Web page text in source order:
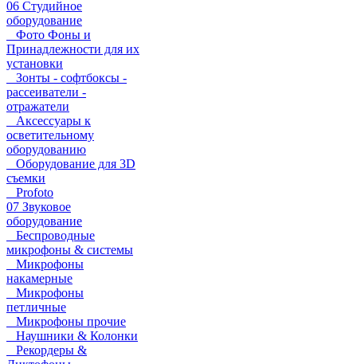
06 Студийное
оборудование
Фото Фоны и
Принадлежности для их
установки
Зонты - софтбоксы -
рассеиватели -
отражатели
Аксессуары к
осветительному
оборудованию
Оборудование для 3D
съемки
Profoto
07 Звуковое
оборудование
Беспроводные
микрофоны & системы
Микрофоны
накамерные
Микрофоны
петличные
Микрофоны прочие
Наушники & Колонки
Рекордеры &